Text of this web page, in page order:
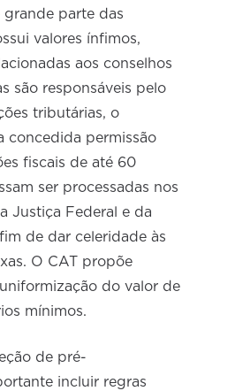
parte das
valores ínfimos,
aos conselhos
são responsáveis pelo
tributárias, o
concedida permissão
fiscais de até 60
ser processadas nos
Justiça Federal e da
de dar celeridade às
O CAT propõe
do valor de
mínimos.
de pré-
incluir regras